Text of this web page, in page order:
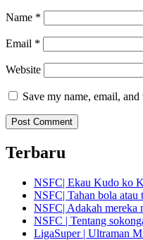
Name *
Email *
Website
Save my name, email,
Terbaru
NSFC| Ekau Kudo ko
NSFC| Tahan bola atau
NSFC| Adakah mereka
NSFC | Tentang
LigaSuper | Ultraman